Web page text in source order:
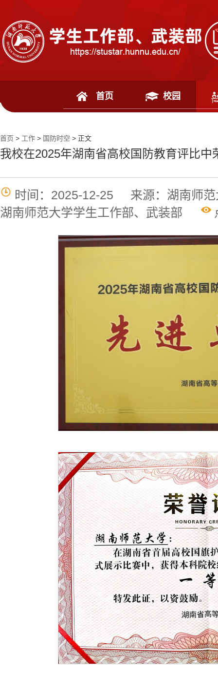
首页 校园
首页 > 工作 > 国防时空 > 正文
我校在2025年湖南省高校国防教育评比中
时间：2025-12-25
来源：湖南师
湖南师范大学学生工作部、武装部